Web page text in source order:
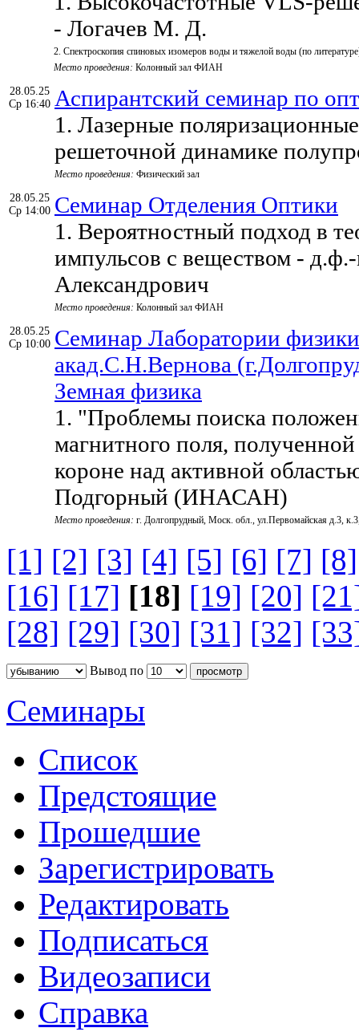
- Логачев М. Д.
2. Спектроскопия спиновых изомеров воды и тяжелой воды (по
Место проведения: Колонный зал ФИАН
28.05.25
Ср 16:40 Аспирантский семинар по
1. Лазерные
решеточной динамике
Место проведения: Физический зал
28.05.25
Ср 14:00 Семинар Отделения Оптики
1. Вероятностный подход в
импульсов с веществом -
Александрович
Место проведения: Колонный зал ФИАН
28.05.25
Ср 10:00 Семинар Лаборатории
акад.С.Н.Вернова
Земная физика
1. "Проблемы поиска
магнитного поля,
короне над активной
Подгорный (ИНАСАН)
Место проведения: г. Долгопрудный, Моск. обл., ул.Первомайская
[1] [2] [3] [4] [5] [6] [7] [8]
[16] [17] [18] [19] [20]
[28] [29] [30] [31] [32]
Вывод по
Семинары
Список
Предстоящие
Прошедшие
Зарегистрировать
Редактировать
Подписаться
Видеозаписи
Справка